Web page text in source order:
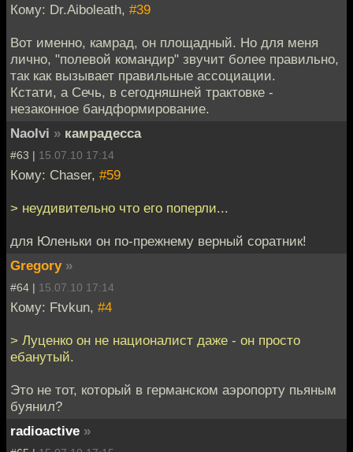
Кому: Dr.Aiboleath, #39
Вот именно, камрад, он площадный. Но для меня
лично, "полевой командир" звучит более правильно,
так как вызывает правильные ассоциации.
Кстати, а Сечь, в сегодняшней трактовке -
незаконное бандформирование.
Naolvi » камрадесса
#63 | 15.07.10 17:14
Кому: Chaser, #59
> неудивительно что его поперли...
для Юленьки он по-прежнему верный соратник!
Gregory »
#64 | 15.07.10 17:14
Кому: Ftvkun, #4
> Луценко он не националист даже - он просто
ебанутый.
Это не тот, который в германском аэропорту пьяным
буянил?
radioactive »